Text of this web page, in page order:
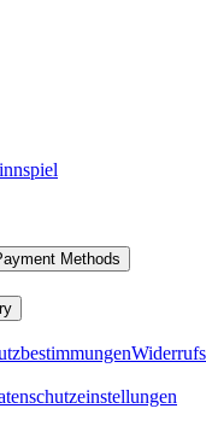
Methods